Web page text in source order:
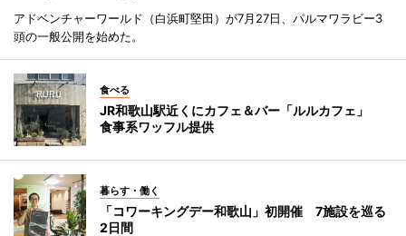
アドベンチャーワールド（白浜町堅田）が7月27日、パルマワラビー3
頭の一般公開を始めた。
食べる
JR和歌山駅近くにカフェ＆バー「ルルカフェ」
食事系ワッフル提供
暮らす・働く
「コワーキングデー和歌山」初開催 7施設を巡る
2日間